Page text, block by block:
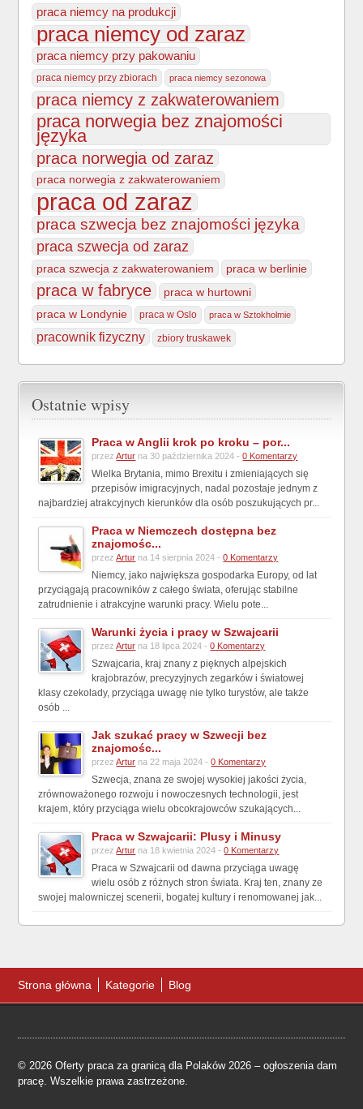
praca niemcy na produkcji
praca niemcy od zaraz
praca niemcy przy pakowaniu
praca niemcy przy zbiorach praca niemcy sezonowa
praca niemcy z zakwaterowaniem
praca norwegia bez znajomości
języka
praca norwegia od zaraz
praca norwegia z zakwaterowaniem
praca od zaraz
praca szwecja bez znajomości języka
praca szwecja od zaraz
praca szwecja z zakwaterowaniem praca w berlinie
praca w fabryce
praca w hurtowni
praca w Londynie
praca w Oslo praca w Sztokholmie
pracownik fizyczny zbiory truskawek
Ostatnie wpisy
Praca w Anglii krok po kroku – por...
przezArtur na 30 października 2024 -0 Komentarzy
Wielka Brytania, mimo Brexitu i zmieniających się
przepisów imigracyjnych, nadal pozostaje jednym z
najbardziej atrakcyjnych kierunków dla osób poszukujących pr...
Praca w Niemczech dostępna bez
znajomośc...
przezArtur na 14 sierpnia 2024 -0 Komentarzy
Niemcy, jako największa gospodarka Europy, od lat
przyciągają pracowników z całego świata, oferując stabilne
zatrudnienie i atrakcyjne warunki pracy. Wielu pote...
Warunki życia i pracy w Szwajcarii
przezArtur na 18 lipca 2024 -0 Komentarzy
Szwajcaria, kraj znany z pięknych alpejskich
krajobrazów, precyzyjnych zegarków i światowej
klasy czekolady, przyciąga uwagę nie tylko turystów, ale także
osób ...
Jak szukać pracy w Szwecji bez
znajomośc...
przezArtur na 22 maja 2024 -0 Komentarzy
Szwecja, znana ze swojej wysokiej jakości życia,
zrównoważonego rozwoju i nowoczesnych technologii, jest
krajem, który przyciąga wielu obcokrajowców szukających...
Praca w Szwajcarii: Plusy i Minusy
przezArtur na 18 kwietnia 2024 -0 Komentarzy
Praca w Szwajcarii od dawna przyciąga uwagę
wielu osób z różnych stron świata. Kraj ten, znany ze
swojej malowniczej scenerii, bogatej kultury i renomowanej jak...
Strona główna Kategorie Blog
© 2026 Oferty praca za granicą dla Polaków 2026 – ogłoszenia dam
pracę. Wszelkie prawa zastrzeżone.